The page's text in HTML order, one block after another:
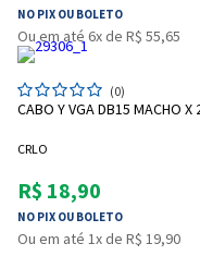
NO PIX OU BOLETO
Ou em até 6x de R$ 55,65
(0)
CABO Y VGA DB15 MACHO X
CRLO
R$ 18,90
NO PIX OU BOLETO
Ou em até 1x de R$ 19,90